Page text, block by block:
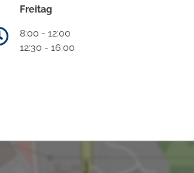
Freitag
8:00 - 12:00
12:30 - 16:00